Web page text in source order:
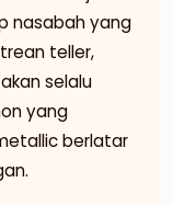
nasabah yang
teller,
selalu
yang
berlatar